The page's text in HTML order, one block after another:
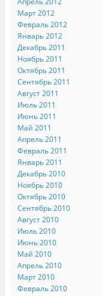
Март 2012
Февраль 2012
Январь 2012
Декабрь 2011
Ноябрь 2011
Октябрь 2011
Сентябрь 2011
Август 2011
Июль 2011
Июнь 2011
Май 2011
Апрель 2011
Февраль 2011
Январь 2011
Декабрь 2010
Ноябрь 2010
Октябрь 2010
Сентябрь 2010
Август 2010
Июль 2010
Июнь 2010
Май 2010
Апрель 2010
Март 2010
Февраль 2010